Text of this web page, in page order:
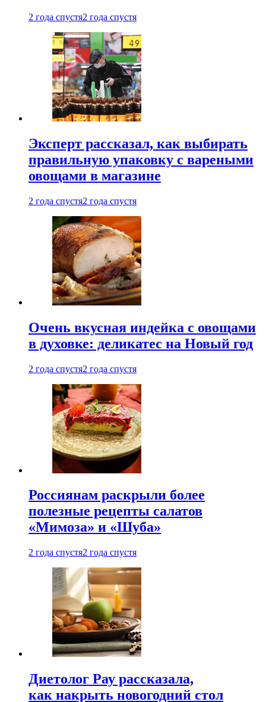
2 года спустя2 года спустя
Эксперт рассказал, как выбирать
правильную упаковку с вареными
овощами в магазине
2 года спустя2 года спустя
Очень вкусная индейка с овощами
в духовке: деликатес на Новый год
2 года спустя2 года спустя
Россиянам раскрыли более
полезные рецепты салатов
«Мимоза» и «Шуба»
2 года спустя2 года спустя
Диетолог Рау рассказала,
как накрыть новогодний стол